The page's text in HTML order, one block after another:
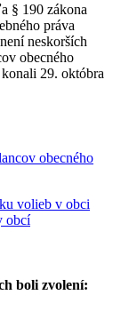
§ 190 zákona
práva
neskorších
obecného
29. októbra
obecného
volieb v obci
obcí
boli zvolení: